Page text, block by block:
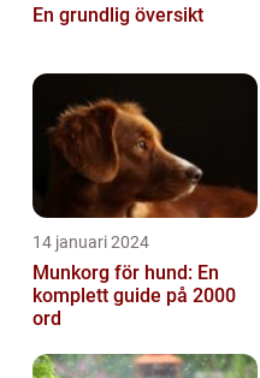
En grundlig översikt
14 januari 2024
Munkorg för hund: En
komplett guide på 2000
ord